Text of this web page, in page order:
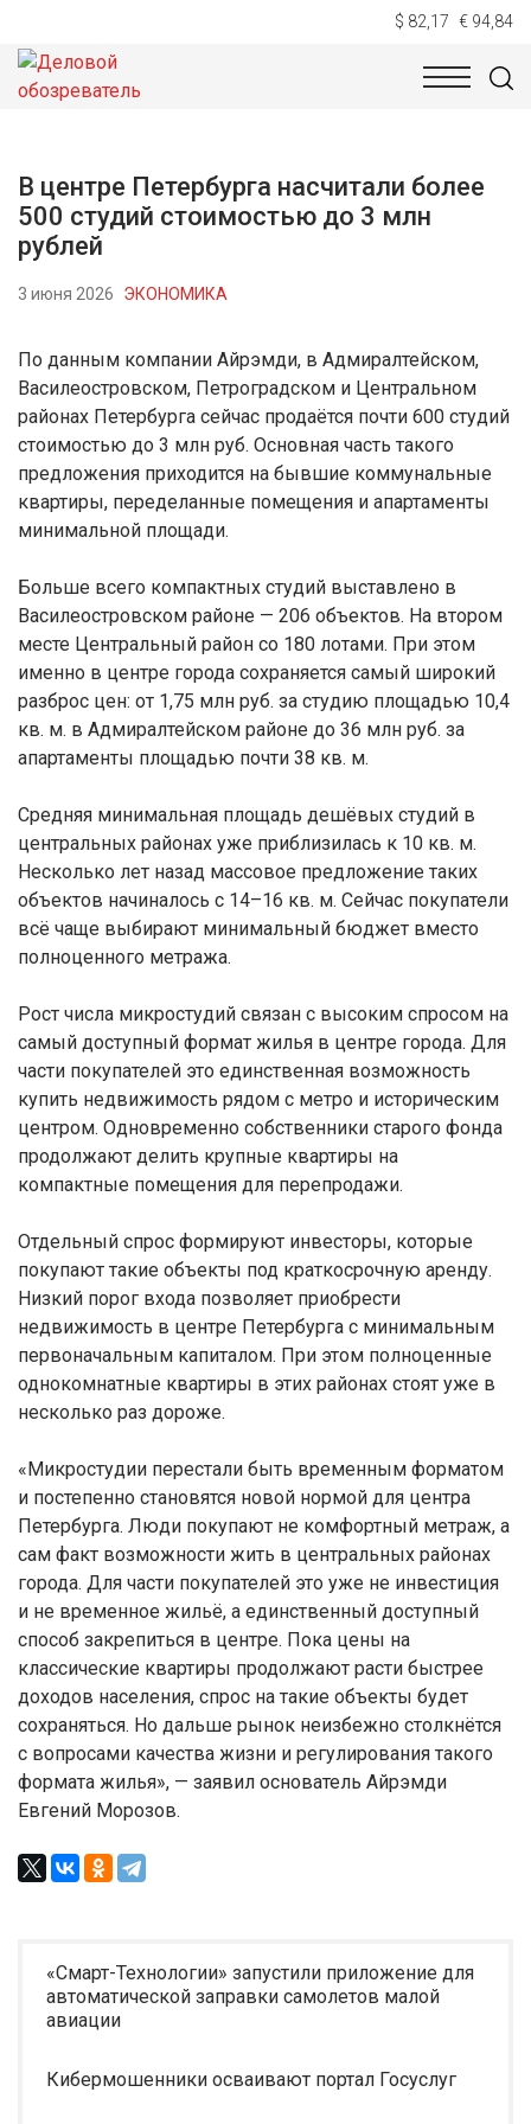
$ 82,17 € 94,84
НОВОСТИ
В центре Петербурга насчитали более
500 студий стоимостью до 3 млн
рублей
3 июня 2026 ЭКОНОМИКА
По данным компании Айрэмди, в Адмиралтейском,
Василеостровском, Петроградском и Центральном
районах Петербурга сейчас продаётся почти 600 студий
стоимостью до 3 млн руб. Основная часть такого
предложения приходится на бывшие коммунальные
квартиры, переделанные помещения и апартаменты
минимальной площади.
Больше всего компактных студий выставлено в
Василеостровском районе — 206 объектов. На втором
месте Центральный район со 180 лотами. При этом
именно в центре города сохраняется самый широкий
разброс цен: от 1,75 млн руб. за студию площадью 10,4
кв. м. в Адмиралтейском районе до 36 млн руб. за
апартаменты площадью почти 38 кв. м.
Средняя минимальная площадь дешёвых студий в
центральных районах уже приблизилась к 10 кв. м.
Несколько лет назад массовое предложение таких
объектов начиналось с 14–16 кв. м. Сейчас покупатели
всё чаще выбирают минимальный бюджет вместо
полноценного метража.
Рост числа микростудий связан с высоким спросом на
самый доступный формат жилья в центре города. Для
части покупателей это единственная возможность
купить недвижимость рядом с метро и историческим
центром. Одновременно собственники старого фонда
продолжают делить крупные квартиры на
компактные помещения для перепродажи.
Отдельный спрос формируют инвесторы, которые
покупают такие объекты под краткосрочную аренду.
Низкий порог входа позволяет приобрести
недвижимость в центре Петербурга с минимальным
первоначальным капиталом. При этом полноценные
однокомнатные квартиры в этих районах стоят уже в
несколько раз дороже.
«Микростудии перестали быть временным форматом
и постепенно становятся новой нормой для центра
Петербурга. Люди покупают не комфортный метраж, а
сам факт возможности жить в центральных районах
города. Для части покупателей это уже не инвестиция
и не временное жильё, а единственный доступный
способ закрепиться в центре. Пока цены на
классические квартиры продолжают расти быстрее
доходов населения, спрос на такие объекты будет
сохраняться. Но дальше рынок неизбежно столкнётся
с вопросами качества жизни и регулирования такого
формата жилья», — заявил основатель Айрэмди
Евгений Морозов.
«Смарт-Технологии» запустили приложение для
автоматической заправки самолетов малой
авиации
Кибермошенники осваивают портал Госуслуг